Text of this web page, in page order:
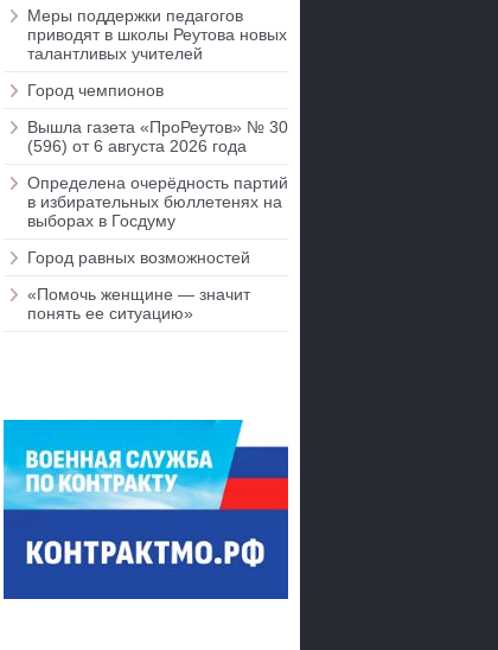
Меры поддержки педагогов
приводят в школы Реутова новых
талантливых учителей
Город чемпионов
Вышла газета «ПроРеутов» № 30
(596) от 6 августа 2026 года
Определена очерёдность партий
в избирательных бюллетенях на
выборах в Госдуму
Город равных возможностей
«Помочь женщине — значит
понять ее ситуацию»